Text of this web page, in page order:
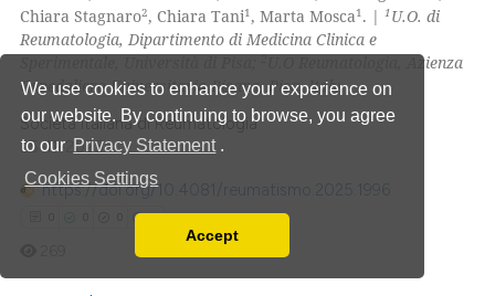
We use cookies to enhance your experience on
our website. By continuing to browse, you agree
to our Privacy Statement .
Cookies Settings
You can disable them by changing your browser
Accept
Contrasting
how this article has been
shows how a scientific paper
been cited by providing the
of the citation, a
Chiara Stagnaro2, Chiara Tani1 , Marta Mosca1 . |1 U.O. di
Reumatologia, Dipartimento di Medicina Clinica e
2
U.O Reumatologia, Azienza
Ospedaliero Universitaria Pisana, Pisa, Italy
Società Italiana di Reumatologia
25-11-2025
https://doi.org/10.4081/reumatismo.2025.1996
0